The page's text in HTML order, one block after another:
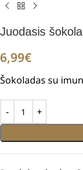
Juodasis
6,99€
Šokoladas su